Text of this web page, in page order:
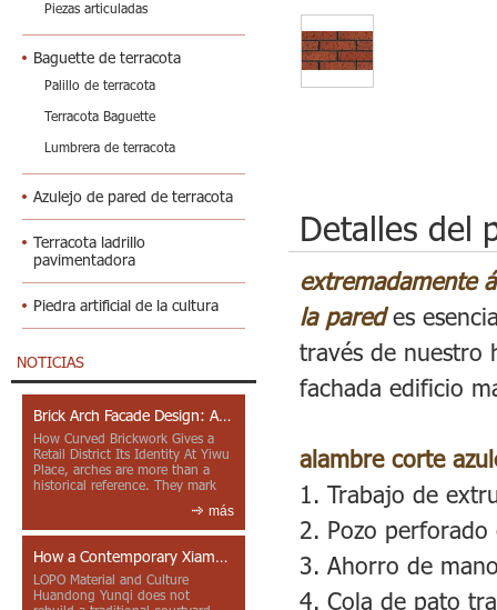
Piezas articuladas
Baguette de terracota
Palillo de terracota
Terracota Baguette
Lumbrera de terracota
Azulejo de pared de terracota
Terracota ladrillo
pavimentadora
Piedra artificial de la cultura
NOTICIAS
Brick Arch Facade Design: A Closer Look at Yiwu Place
How Curved Brickwork Gives a
Retail District Its Identity At Yiwu
Place, arches are more than a
historical reference. They mark
más
How a Contemporary Xiamen Project Reframes Minnan Red Brick
LOPO Material and Culture
Huandong Yunqi does not
Detalles del
extremadamente
la paredes
través de nuestro
fachada edificio
alambre corte
1. Trabajo de
2. Pozo
3. Ahorro de
4. Cola de pato